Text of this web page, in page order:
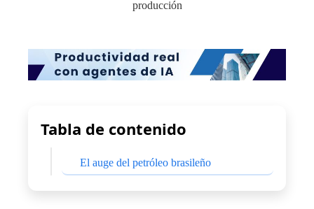
Tabla de contenido
El auge del petróleo brasileño